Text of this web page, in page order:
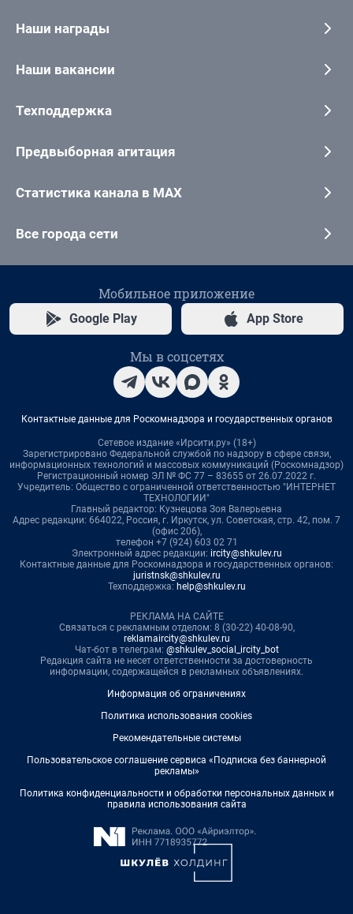
Наши награды
Наши вакансии
Техподдержка
Предвыборная агитация
Статистика канала в MAX
Все города сети
Мобильное приложение
Google Play App Store
Мы в соцсетях
Контактные данные для Роскомнадзора и государственных органов
Сетевое издание «Ирсити.ру» (18+)
Зарегистрировано Федеральной службой по надзору в сфере связи,
информационных технологий и массовых коммуникаций (Роскомнадзор)
Регистрационный номер ЭЛ № ФС 77 – 83655 от 26.07.2022 г.
Учредитель: Общество с ограниченной ответственностью "ИНТЕРНЕТ
ТЕХНОЛОГИИ"
Главный редактор: Кузнецова Зоя Валерьевна
Адрес редакции: 664022, Россия, г. Иркутск, ул. Советская, стр. 42, пом. 7
(офис 206),
телефон +7 (924) 603 02 71
Электронный адрес редакции: ircity@shkulev.ru
Контактные данные для Роскомнадзора и государственных органов:
juristnsk@shkulev.ru
Техподдержка: help@shkulev.ru
РЕКЛАМА НА САЙТЕ
Связаться с рекламным отделом: 8 (30-22) 40-08-90,
reklamaircity@shkulev.ru
Чат-бот в телеграм: @shkulev_social_ircity_bot
Редакция сайта не несет ответственности за достоверность
информации, содержащейся в рекламных объявлениях.
Информация об ограничениях
Политика использования cookies
Рекомендательные системы
Пользовательское соглашение сервиса «Подписка без баннерной
рекламы»
Политика конфиденциальности и обработки персональных данных и
правила использования сайта